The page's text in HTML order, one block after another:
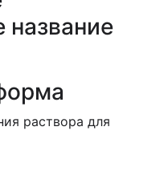
название
раствора для